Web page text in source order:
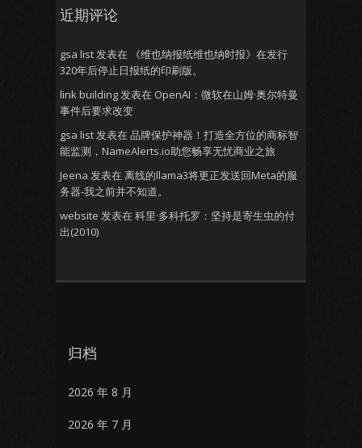
近期评论
gsa list发表在
《维也纳报纸维也纳时报》在发行
320年后停止日报纸的印刷版。
link building发表在 OpenAI：微软在山姆·奥尔特曼
事件后要求改变
gsa list发表在 品牌保护神器！打造全方位的商标智
能监测，NameAlerts.io助您畅享无忧商业之旅
Jeena 发表在 离线的llama3将更正发送回Meta的服
务器-我之前并不知道。
website 发表在 科里·多科托罗：坚持是寄生虫的付
出(2010)
归档
2026 年 8 月
2026 年 7 月